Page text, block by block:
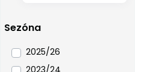
Sezóna
2025/26
2023/24